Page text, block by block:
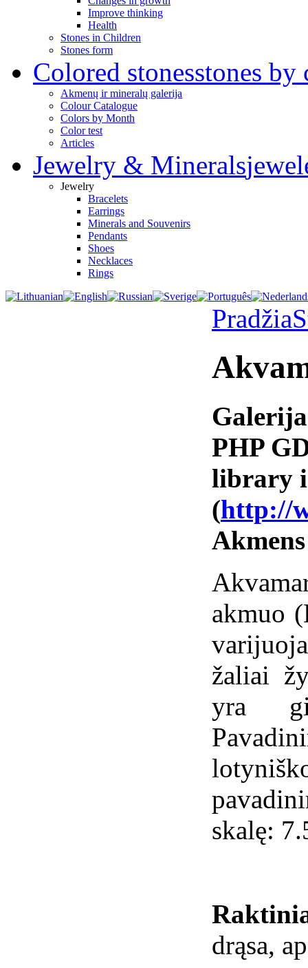
Improve thinking
Health
Stones in Children
Stones form
Colored stonesstones by
Akmenų ir mineralų galerija
Colour Catalogue
Colors by Month
Color test
Articles
Jewelry & Minerals
Jewelry
Bracelets
Earrings
Minerals and Souvenirs
Pendants
Shoes
Necklaces
Rings
Pradžia
Galerija
PHP
library
(http://
akmuo
žaliai
yra
skalę:
drąsa,